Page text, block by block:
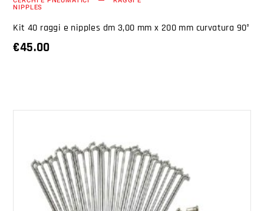
NIPPLES
Kit 40 raggi e nipples dm 3,00 mm x 200 mm curvatura 90°
€45.00
AGGIUNGI AL CARRELLO